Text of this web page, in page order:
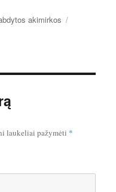
akimirkos
laukeliai pažymėti *